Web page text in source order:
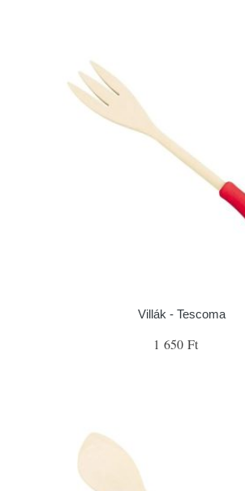
Villák - Tescoma
1 650 Ft